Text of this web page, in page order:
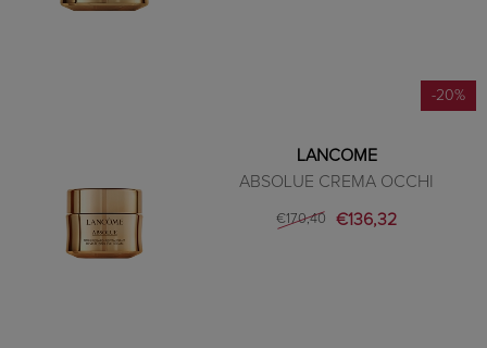
-20%
LANCOME
ABSOLUE CREMA OCCHI
€170,40 €136,32